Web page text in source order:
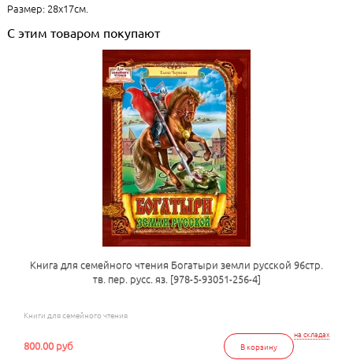
Размер: 28х17см.
С этим товаром покупают
Книга для семейного чтения Богатыри земли русской 96стр.
тв. пер. русс. яз. [978-5-93051-256-4]
Книги для семейного чтения
на складах
В корзину
800.00 руб